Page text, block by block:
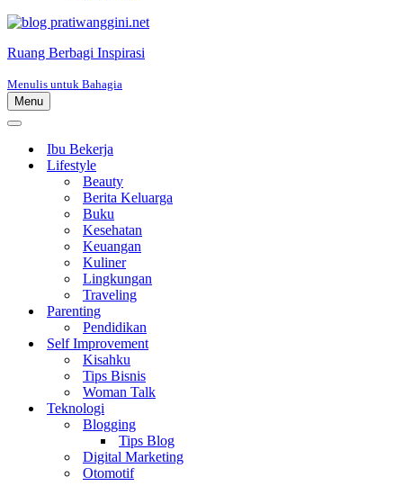
Ruang Berbagi Inspirasi
Menulis untuk Bahagia
Menu
Menu
Menu
NavigasiIbu Bekerja
Lifestyle
Beauty
Berita Keluarga
Buku
Kesehatan
Keuangan
Kuliner
Lingkungan
Traveling
Parenting
Pendidikan
Self Improvement
Kisahku
Tips Bisnis
Woman Talk
Teknologi
Blogging
Tips Blog
Digital Marketing
Otomotif